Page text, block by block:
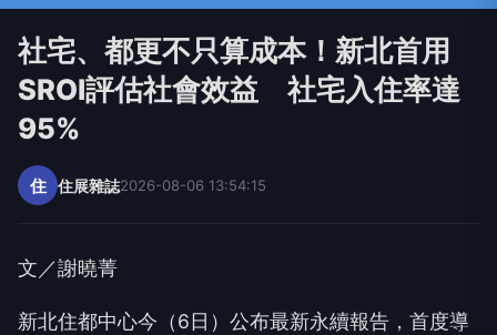
社宅、都更不只算成本！新北首用
SROI評估社會效益 社宅入住率達
95%
住 住展雜誌2026-08-06 13:54:15
文／謝曉菁
新北住都中心今（6日）公布最新永續報告，首度導